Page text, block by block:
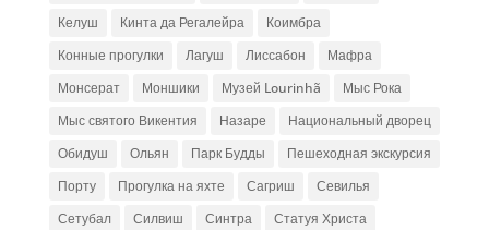
Келуш
Кинта да Регалейра
Коимбра
Конные прогулки
Лагуш Лиссабон
Мафра
Монсерат
Моншики Музей Lourinhã
Мыс Рока
Мыс святого Викентия
Назаре
Национальный дворец
Обидуш
Ольян Парк Будды
Пешеходная экскурсия
Порту
Прогулка на яхте Сагриш
Севилья
Сетубал
Силвиш Синтра
Статуя Христа